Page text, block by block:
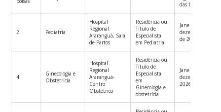
das bolsas
2 Pediatria
Hospital
Regional
Araranguá, Sala
de Partos
Residência ou
Título de
Especialista
em Pediatria
Janeiro a
dezembro
de 2026
4
Ginecologia e
Obstetrícia
Hospital
Regional
Araranguá-
Centro
Obstétrico
Residência ou
Título de
Especialista
em
Ginecologia e
obstetrícia
Janeiro a
dezembro
2026